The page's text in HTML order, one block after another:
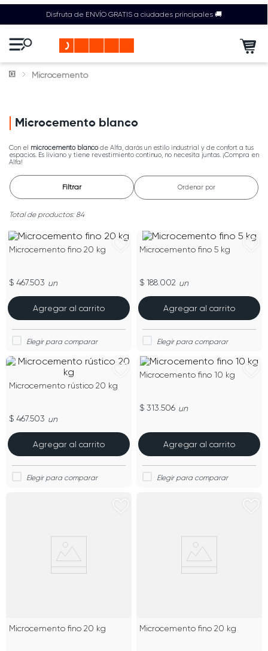
Disfruta de ENVÍO GRATIS a ciudades principales 🚚
Microcemento
Microcemento blanco
Con el microcemento blancode Alfa, darás un estilo industrial y de confort a tus
espacios. Es liviano y tiene revestimiento continuo, no necesita juntas. ¡Compra en
Alfa!
Filtrar Ordenar por
84
Microcemento fino 20 kg
$ 467.503 un
Agregar al carrito
Microcemento fino 5 kg
$ 188.002 un
Agregar al carrito
Microcemento rústico 20 kg
$ 467.503 un
Agregar al carrito
Microcemento fino 10 kg
$ 313.506 un
Agregar al carrito
Microcemento fino 20 kg Microcemento fino 20 kg